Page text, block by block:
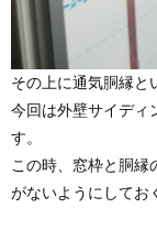
その上に通気胴縁と
今回は外壁サイディ
す。
この時、窓枠と胴
がないようにしてお